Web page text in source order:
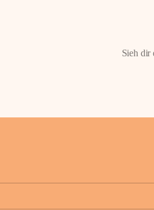
Sieh dir